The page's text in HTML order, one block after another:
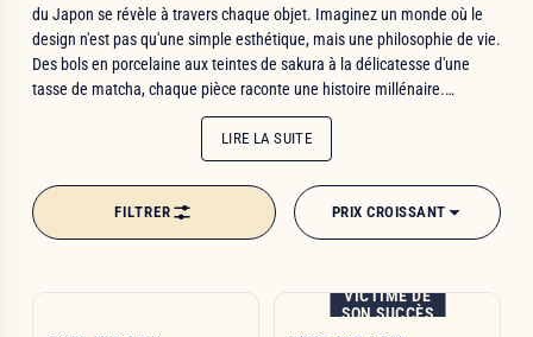
du Japon se révèle à travers chaque objet. Imaginez un monde où le
design n'est pas qu'une simple esthétique, mais une philosophie de vie.
Des bols en porcelaine aux teintes de sakura à la délicatesse d'une
tasse de matcha, chaque pièce raconte une histoire millénaire.
Laissez-vous séduire par la fusion unique du kawaii et du raffinement,
où les motifs seigaiha dansent avec les fleurs de tsubaki. Tokyo Design
Studio ne propose pas de simples produits ; c'est une invitation à un
voyage sensoriel au cœur du Nippon, où la tradition de l'artisanat se
mêle à l'innovation contemporaine. Préparez-vous à redécouvrir votre
intérieur avec des créations qui transcendent le temps et l'espace,
LIRE LA SUITE
FILTRER PRIX CROISSANT
VICTIME DE
SON SUCCÈS